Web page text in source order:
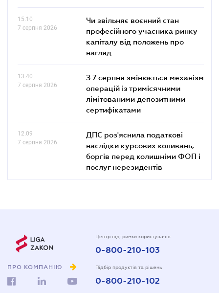
15.10
7 серпня 2026
Чи звільняє воєнний стан
професійного учасника ринку
капіталу від положень про
нагляд
13.40
7 серпня 2026
З 7 серпня змінюється механізм
операцій із тримісячними
лімітованими депозитними
сертифікатами
12.09
7 серпня 2026
ДПС роз'яснила податкові
наслідки курсових коливань,
боргів перед колишніми ФОП і
послуг нерезидентів
ПРО КОМПАНІЮ
Центр підтримки користувачів
0-800-210-103
Підбір продуктів та рішень
0-800-210-102